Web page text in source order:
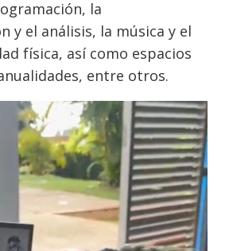
la
y el análisis, la música y el
física, así como espacios
entre otros.